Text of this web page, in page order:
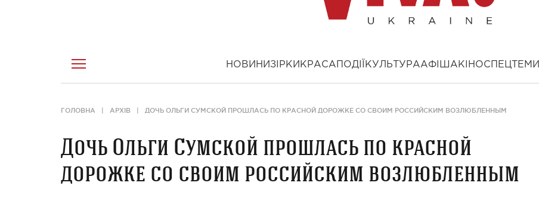
НОВИНИ ЗІРКИ КРАСА ПОДІЇ КУЛЬТУРААФІША КІНОСПЕЦТЕМИ
ГОЛОВНА АРХІВ ДОЧЬ ОЛЬГИ СУМСКОЙ ПРОШЛАСЬ ПО КРАСНОЙ ДОРОЖКЕ СО СВОИМ РОССИЙСКИМ ВОЗЛЮБЛЕННЫМ
Дочь Ольги Сумской прошлась по красной
дорожке со своим российским возлюбленным